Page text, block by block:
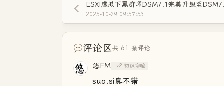
ESXI虚拟下黑群晖DSM7.1完美升级至
2025-10-29 09:57:53
评论区共 61 条评论
悠FM Lv2.初识寒暄
suo.si真不错